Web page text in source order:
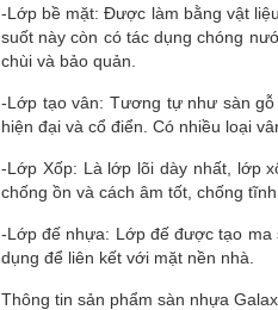
-Lớp bề mặt: Được làm bằng vật
suốt này còn có tác dụng chóng
chùi và bảo quản.
-Lớp tạo vân: Tương tự như sàn
hiện đại và cổ điển. Có nhiều loại
-Lớp Xốp: Là lớp lõi dày nhất, lớp
chống ồn và cách âm tốt, chống tĩnh
-Lớp đế nhựa: Lớp đế được tạo
dụng để liên kết với mặt nền nhà.
Thông tin sản phẩm sàn nhựa